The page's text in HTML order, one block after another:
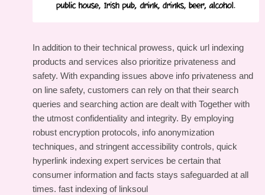
In addition to their technical prowess, quick url indexing
products and services also prioritize privateness and
safety. With expanding issues above info privateness and
on line safety, customers can rely on that their search
queries and searching action are dealt with Together with
the utmost confidentiality and integrity. By employing
robust encryption protocols, info anonymization
techniques, and stringent accessibility controls, quick
hyperlink indexing expert services be certain that
consumer information and facts stays safeguarded at all
times. fast indexing of linksoul